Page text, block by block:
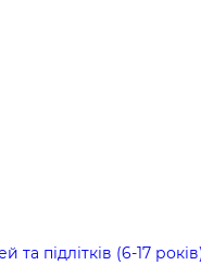
та підлітків (6-17